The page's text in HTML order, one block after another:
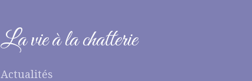
La vie à la chatterie
Actualités